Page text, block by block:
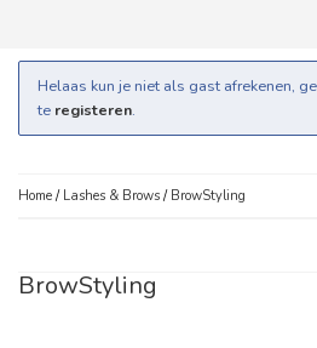
Helaas kun je niet als gast afrekenen,
te registeren.
Home / Lashes & Brows / BrowStyling
BrowStyling